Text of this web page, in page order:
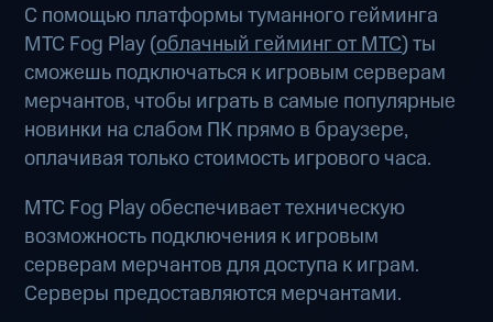
С помощью платформы туманного гейминга
МТС Fog Play (облачный гейминг от МТС) ты
сможешь подключаться к игровым серверам
мерчантов, чтобы играть в самые популярные
новинки на слабом ПК прямо в браузере,
оплачивая только стоимость игрового часа.
МТС Fog Play обеспечивает техническую
возможность подключения к игровым
серверам мерчантов для доступа к играм.
Серверы предоставляются мерчантами.